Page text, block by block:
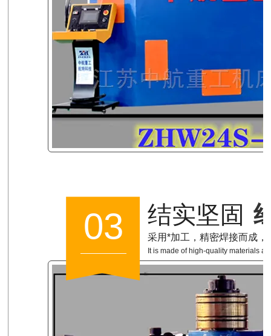
03 结实坚固
采用*加工，精密焊接而成，
It is made of high-quality materials